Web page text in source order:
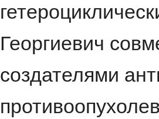
Георгиевич
создателями